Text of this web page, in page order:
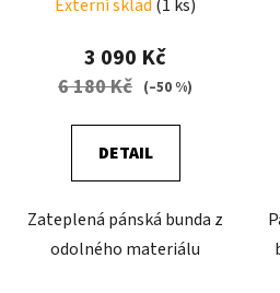
Externí sklad (1 ks)
3 090 Kč
6 180 Kč (–50 %)
DETAIL
Zateplená pánská bunda z
odolného materiálu